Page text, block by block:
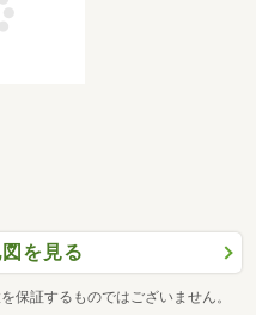
を見る
保証するものではございません。